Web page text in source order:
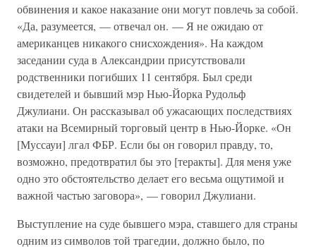
обвинения и какое наказание они могут повлечь за собой.
«Да, разумеется, — отвечал он. — Я не ожидаю от
американцев никакого снисхождения». На каждом
заседании суда в Александрии присутствовали
родственники погибших 11 сентября. Был среди
свидетелей и бывший мэр Нью-Йорка Рудольф
Джулиани. Он рассказывал об ужасающих последствиях
атаки на Всемирный торговый центр в Нью-Йорке. «Он
[Муссауи] лгал ФБР. Если бы он говорил правду, то,
возможно, предотвратил бы это [теракты]. Для меня уже
одно это обстоятельство делает его весьма ощутимой и
важной частью заговора», — говорил Джулиани.
Выступление на суде бывшего мэра, ставшего для страны
одним из символов той трагедии, должно было, по